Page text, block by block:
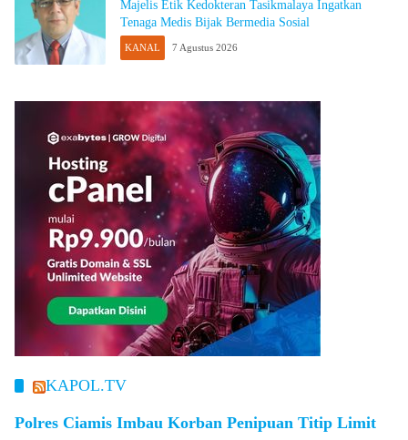
Majelis Etik Kedokteran Tasikmalaya Ingatkan
Tenaga Medis Bijak Bermedia Sosial
KANAL 7 Agustus 2026
KAPOL.TV
Polres Ciamis Imbau Korban Penipuan Titip Limit